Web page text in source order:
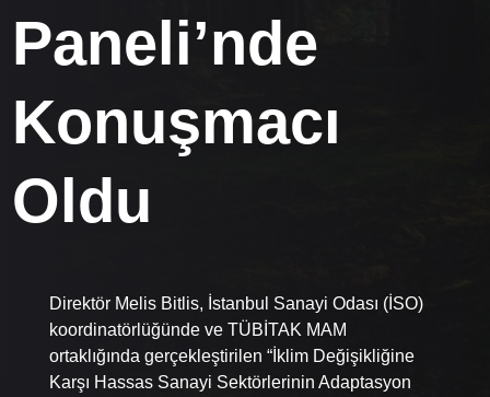
Paneli’nde
Konuşmacı
Oldu
Direktör Melis Bitlis, İstanbul Sanayi Odası (İSO)
koordinatörlüğünde ve TÜBİTAK MAM
ortaklığında gerçekleştirilen “İklim Değişikliğine
Karşı Hassas Sanayi Sektörlerinin Adaptasyon